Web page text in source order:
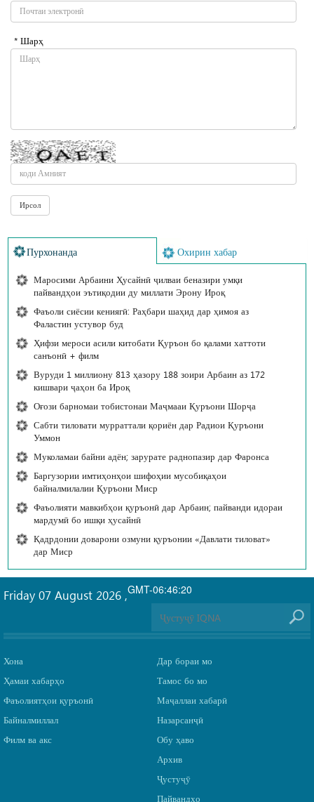
* Шарҳ
Пурхонанда Охирин хабар
Маросими Арбаини Ҳусайнӣ ҷилваи беназири умқи
пайвандҳои эътиқодии ду миллати Эрону Ироқ
Фаъоли сиёсии кениягӣ: Раҳбари шаҳид дар ҳимоя аз
Фаластин устувор буд
Ҳифзи мероси асили китобати Қуръон бо қалами хаттоти
санъонӣ + филм
Вуруди 1 миллиону 813 ҳазору 188 зоири Арбаин аз 172
кишвари ҷаҳон ба Ироқ
Оғози барномаи тобистонаи Маҷмааи Қуръони Шорҷа
Сабти тиловати мурраттали қориён дар Радиои Қуръони
Уммон
Муколамаи байни адён; зарурате раднопазир дар Фаронса
Баргузории имтиҳонҳои шифоҳии мусобиқаҳои
байналмилалии Қуръони Миср
Фаъолияти мавкибҳои қуръонӣ дар Арбаин; пайванди идораи
мардумӣ бо ишқи ҳусайнӣ
Қадрдонии доварони озмуни қуръонии «Давлати тиловат»
дар Миср
GMT-06:46:20
Friday 07 August 2026 ,
Хона
Ҳамаи хабарҳо
Фаъолиятҳои қуръонӣ
Байналмиллал
Филм ва акс
Дар бораи мо
Тамос бо мо
Маҷаллаи хабарӣ
Назарсанҷӣ
Обу ҳаво
Архив
Ҷустуҷӯ
Пайвандҳо